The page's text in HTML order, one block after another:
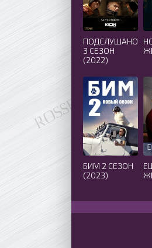
ПОДСЛУШАНО
3 СЕЗОН
(2022)
БИМ 2 СЕЗОН
(2023)